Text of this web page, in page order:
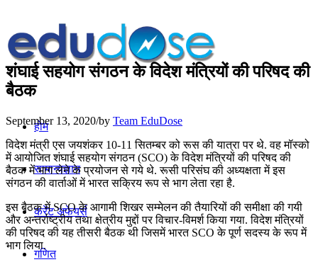
होम
सामान्यज्ञान
करेंट अफेयर्स
गणित
शंघाई सहयोग संगठन के विदेश मंत्रियों की परिषद की
बैठक
September 13, 2020/by Team EduDose
विदेश मंत्री एस जयशंकर 10-11 सितम्बर को रूस की यात्रा पर थे. वह मॉस्‍को
में आयोजित शंघाई सहयोग संगठन (SCO) के विदेश मंत्रियों की परिषद की
बैठक में भाग लेने के प्रयोजन से गये थे. रूसी परिसंघ की अध्‍यक्षता में इस
संगठन की वार्ताओं में भारत सक्रिय रूप से भाग लेता रहा है.
इस बैठक में SCO के आगामी शिखर सम्‍मेलन की तैयारियों की समीक्षा की गयी
और अन्तर्राष्ट्रीय तथा क्षेत्रीय मुद्दों पर विचार-विमर्श किया गया. विदेश मंत्रियों
की परिषद की यह तीसरी बैठक थी जिसमें भारत SCO के पूर्ण सदस्‍य के रूप में
भाग लिया.